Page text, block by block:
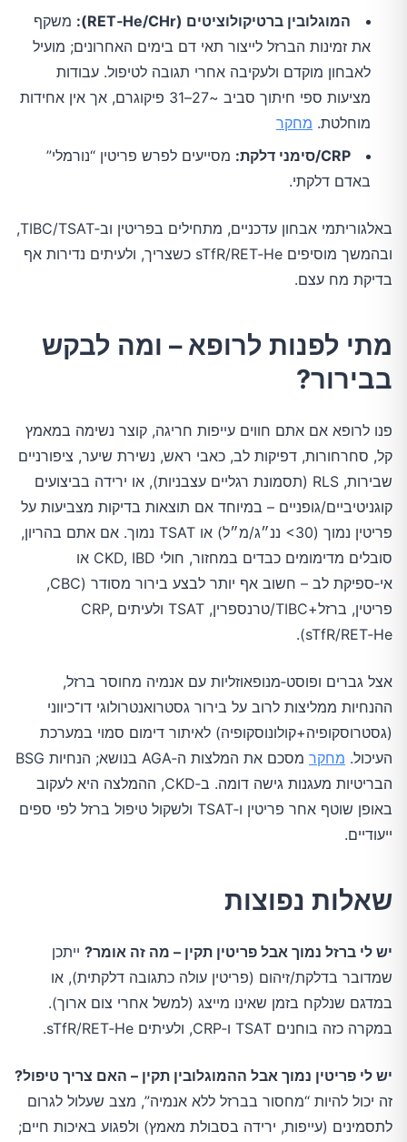
המוגלובין ברטיקולוציטים (RET‑He/CHr):
משקף
את זמינות הברזל לייצור תאי דם בימים האחרונים; מועיל
לאבחון מוקדם ולעקיבה אחרי תגובה לטיפול. עבודות
מציעות ספי חיתוך סביב ~27–31 פיקוגרם, אך אין אחידות
מוחלטת. מחקר
CRP/סימני דלקת:
מסייעים לפרש פריטין “נורמלי”
באדם דלקתי.
באלגוריתמי אבחון עדכניים, מתחילים בפריטין וב‑TSAT/‏TIBC,
ובהמשך מוסיפים sTfR/RET‑He כשצריך, ולעיתים נדירות אף
בדיקת מח עצם.
מתי לפנות לרופא – ומה לבקש
בבירור?
פנו לרופא אם אתם חווים עייפות חריגה, קוצר נשימה במאמץ
קל, סחרחורות, דפיקות לב, כאבי ראש, נשירת שיער, ציפורניים
שבירות, RLS (תסמונת רגליים עצבניות), או ירידה בביצועים
קוגניטיביים/גופניים – במיוחד אם תוצאות בדיקות מצביעות על
פריטין נמוך (<30
ננ״ג/מ״ל) או TSAT נמוך. אם אתם בהריון,
סובלים מדימומים כבדים במחזור, חולי CKD, IBD או
אי‑ספיקת לב – חשוב אף יותר לבצע בירור מסודר (CBC,
פריטין, ברזל+TIBC/טרנספרין, TSAT ולעיתים CRP,
sTfR/RET‑He).
אצל גברים ופוסט‑מנופאוזליות עם אנמיה מחוסר ברזל,
ההנחיות ממליצות לרוב על בירור גסטרואנטרולוגי דו־כיווני
(גסטרוסקופיה+קולונוסקופיה) לאיתור דימום סמוי במערכת
העיכול. מחקר
מסכם את המלצות ה‑AGA בנושא; הנחיות BSG
הבריטיות מעגנות גישה דומה. ב‑CKD, ההמלצה היא לעקוב
באופן שוטף אחר פריטין ו‑TSAT ולשקול טיפול ברזל לפי ספים
ייעודיים.
שאלות נפוצות
יש לי ברזל נמוך אבל פריטין תקין – מה זה אומר? ייתכן
שמדובר בדלקת/זיהום (פריטין עולה כתגובה דלקתית), או
במדגם שנלקח בזמן שאינו מייצג (למשל אחרי צום ארוך).
במקרה כזה בוחנים TSAT ו‑CRP, ולעיתים sTfR/RET‑He.
יש לי פריטין נמוך אבל ההמוגלובין תקין – האם צריך טיפול?
זה יכול להיות “מחסור בברזל ללא אנמיה”, מצב שעלול לגרום
לתסמינים (עייפות, ירידה בסבולת מאמץ) ולפגוע באיכות חיים;